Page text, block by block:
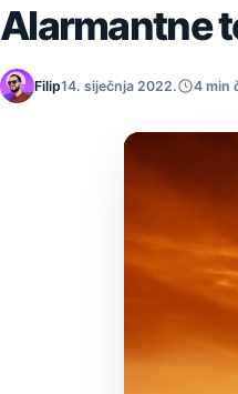
Alarmantne
Filip14. siječnja 2022. 4 min